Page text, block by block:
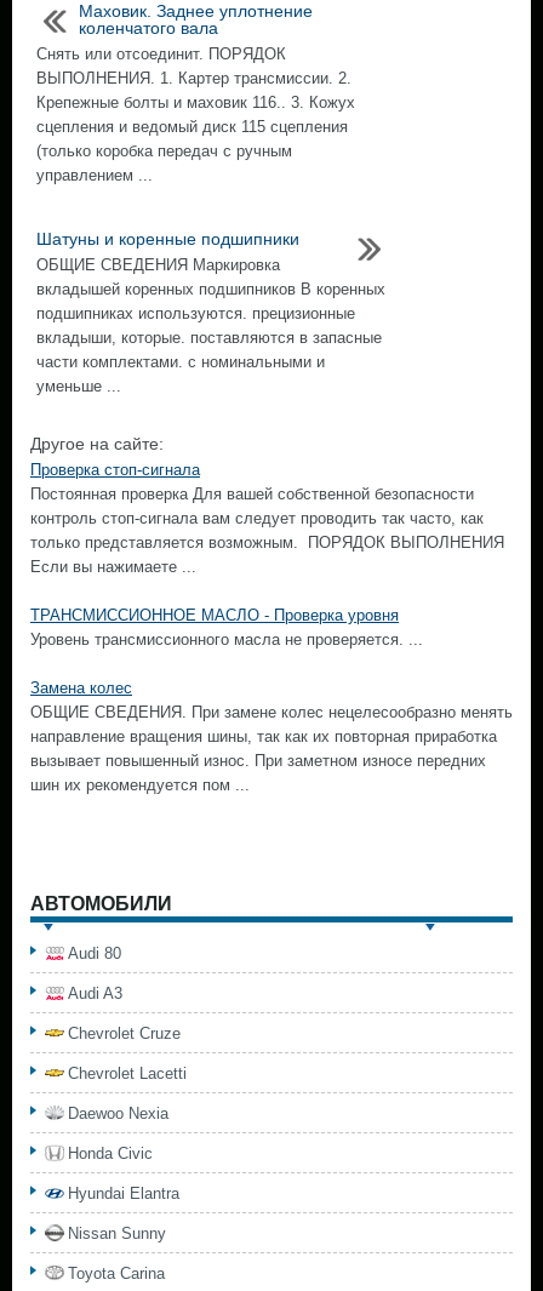
Маховик. Заднее уплотнение
коленчатого вала
Снять или отсоединит. ПОРЯДОК
ВЫПОЛНЕНИЯ. 1. Картер трансмиссии. 2.
Крепежные болты и маховик 116.. 3. Кожух
сцепления и ведомый диск 115 сцепления
(только коробка передач с ручным
управлением ...
Шатуны и коренные подшипники
ОБЩИЕ СВЕДЕНИЯ Маркировка
вкладышей коренных подшипников В коренных
подшипниках используются. прецизионные
вкладыши, которые. поставляются в запасные
части комплектами. с номинальными и
уменьше ...
Другое на сайте:
Проверка стоп-сигнала
Постоянная проверка Для вашей собственной безопасности
контроль стоп-сигнала вам следует проводить так часто, как
только представляется возможным. ПОРЯДОК ВЫПОЛНЕНИЯ
Если вы нажимаете ...
ТРАНСМИССИОННОЕ МАСЛО - Проверка уровня
Уровень трансмиссионного масла не проверяется. ...
Замена колес
ОБЩИЕ СВЕДЕНИЯ. При замене колес нецелесообразно менять
направление вращения шины, так как их повторная приработка
вызывает повышенный износ. При заметном износе передних
шин их рекомендуется пом ...
АВТОМОБИЛИ
Audi 80
Audi A3
Chevrolet Cruze
Chevrolet Lacetti
Daewoo Nexia
Honda Civic
Hyundai Elantra
Nissan Sunny
Toyota Carina